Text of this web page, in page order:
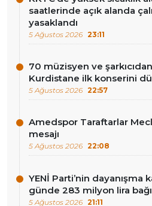
saatlerinde açık alanda
yasaklandı
5 Ağustos 2026 23:11
70 müzisyen ve
Kurdistane ilk konserini
5 Ağustos 2026 22:57
Amedspor Taraftarlar
mesajı
5 Ağustos 2026 22:08
YENİ Parti’nin dayanışma
günde 283 milyon lira
5 Ağustos 2026 21:11